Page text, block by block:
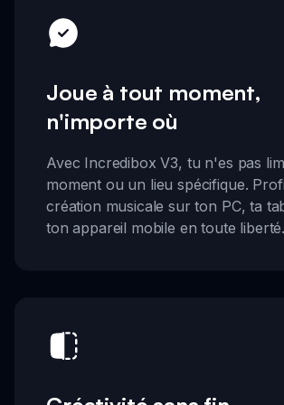
Joue à tout moment,
n'importe où
Avec Incredibox V3, tu n'es pas
moment ou un lieu spécifique.
création musicale sur ton PC, ta
ton appareil mobile en toute liberté.